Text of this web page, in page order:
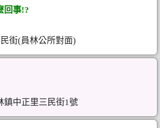
回事!?
街(員林公所對面)
鎮中正里三民街1號